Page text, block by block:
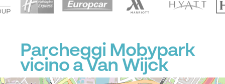
Parcheggi Mobypark
vicino a Van Wijck